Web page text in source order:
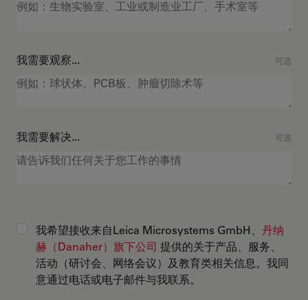
我需要观察... 可选
我需要解决... 可选
我希望接收来自Leica Microsystems GmbH、 丹纳
赫（Danaher）旗下公司 提供的关于产品、服务、
活动（研讨会、网络会议）及教育类相关信息。我同
意通过电话或电子邮件与我联系。